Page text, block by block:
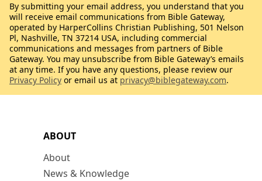
ABOUT
About
News & Knowledge
By submitting your email address, you understand that you
will receive email communications from Bible Gateway,
operated by HarperCollins Christian Publishing, 501 Nelson
Pl, Nashville, TN 37214 USA, including commercial
communications and messages from partners of Bible
Gateway. You may unsubscribe from Bible Gateway’s emails
at any time. If you have any questions, please review our
Privacy Policy or email us at privacy@biblegateway.com.